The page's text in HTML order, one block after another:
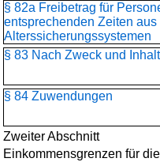
§ 82a Freibetrag für
entsprechenden Zeiten
Alterssicherungssystemen
§ 83 Nach Zweck und
§ 84 Zuwendungen
Zweiter Abschnitt
Einkommensgrenzen für